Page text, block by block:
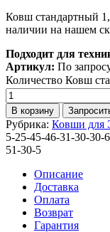
Ковш стандартный
наличии на нашем
Подходит для
Артикул: По
Количество Ковш
В корзину
Рубрика: Ковши для
5-25-45-46-31-30-30-
51-30-5
Описание
Доставка
Оплата
Возврат
Гарантия